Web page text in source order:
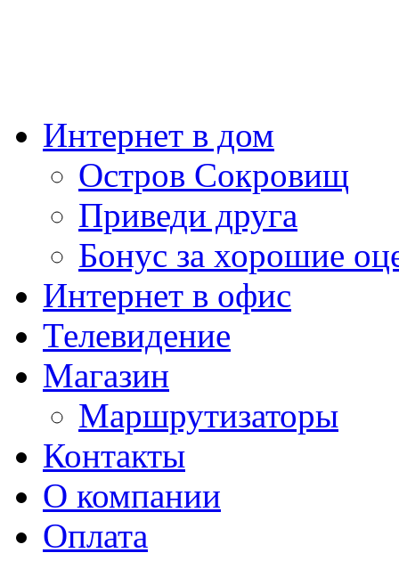
Интернет в дом
Остров Сокровищ
Приведи друга
Бонус за хорошие
Интернет в офис
Телевидение
Магазин
Маршрутизаторы
Контакты
О компании
Оплата